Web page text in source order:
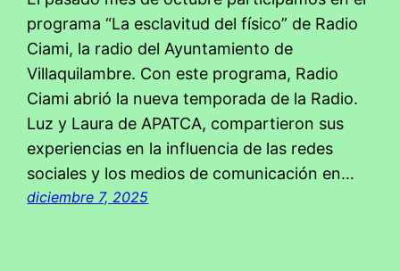
programa “La esclavitud del físico” de Radio
Ciami, la radio del Ayuntamiento de
Villaquilambre. Con este programa, Radio
Ciami abrió la nueva temporada de la Radio.
Luz y Laura de APATCA, compartieron sus
experiencias en la influencia de las redes
sociales y los medios de comunicación en…
diciembre 7, 2025